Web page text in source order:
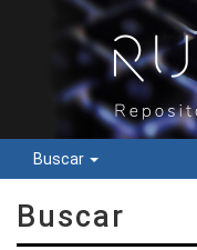
Buscar
Buscar